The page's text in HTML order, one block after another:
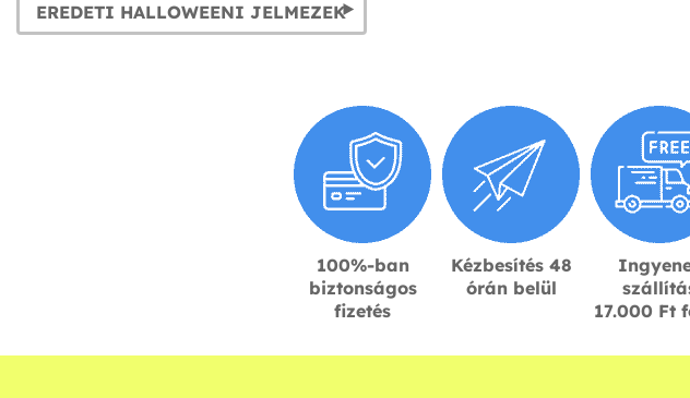
EREDETI HALLOWEENI JELMEZEK
100%-ban
biztonságos
fizetés
Kézbesítés 48
órán belül
17.000 Ft